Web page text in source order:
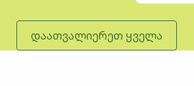
ᲓᲐᲐᲗᲕᲐᲚᲘᲔᲠᲔᲗ ᲧᲕᲔᲚᲐ